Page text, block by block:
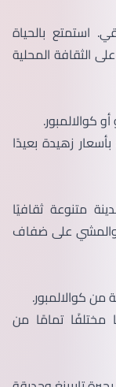
استمتع بالحياة
الثقافة المحلية
كوالالمبور.
زهيدة بعيدًا
متنوعة ثقافيًا
والمشي على ضفاف
كوالالمبور.
مختلفًا تمامًا من